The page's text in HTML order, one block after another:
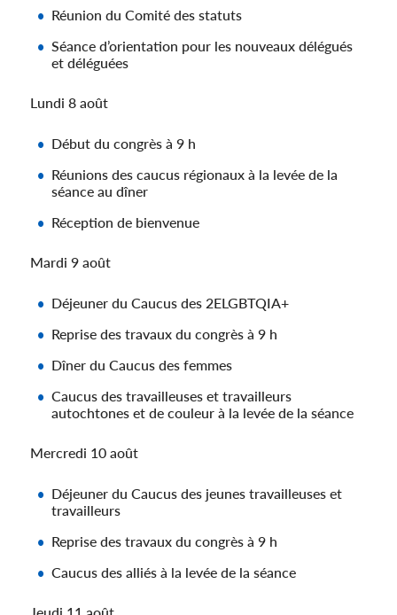
Réunion du Comité des statuts
Séance d’orientation pour les nouveaux délégués
et déléguées
Lundi 8 août
Début du congrès à 9 h
Réunions des caucus régionaux à la levée de la
séance au dîner
Réception de bienvenue
Mardi 9 août
Déjeuner du Caucus des 2ELGBTQIA+
Reprise des travaux du congrès à 9 h
Dîner du Caucus des femmes
Caucus des travailleuses et travailleurs
autochtones et de couleur à la levée de la séance
Mercredi 10 août
Déjeuner du Caucus des jeunes travailleuses et
travailleurs
Reprise des travaux du congrès à 9 h
Caucus des alliés à la levée de la séance